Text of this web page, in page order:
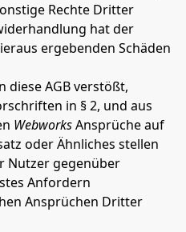
Rechte Dritter
hat der
ergebenden Schäden
diese AGB verstößt,
in § 2, und aus
WebworksAnsprüche auf
oder Ähnliches stellen
Nutzer gegenüber
Anfordern
Ansprüchen Dritter